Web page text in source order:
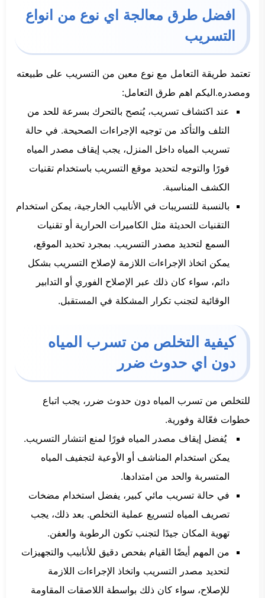
افضل طرق معالجة اي نوع من انواع
التسريب
تعتمد طريقة التعامل مع نوع معين من التسريب على طبيعته
ومصدره.اليكم اهم طرق التعامل:
عند اكتشاف تسريب، يُنصح بالتحرك بسرعة للحد من
التلف والتأكد من توجيه الإجراءات الصحيحة. في حالة
تسريب المياه داخل المنزل، يجب إيقاف مصدر المياه
فورًا والتوجه لتحديد موقع التسريب باستخدام تقنيات
الكشف المناسبة.
بالنسبة للتسريبات في الأنابيب الخارجية، يمكن استخدام
التقنيات الحديثة مثل الكاميرات الحرارية أو تقنيات
السمع لتحديد مصدر التسريب. بمجرد تحديد الموقع،
يمكن اتخاذ الإجراءات اللازمة لإصلاح التسريب بشكل
دائم، سواء كان ذلك عبر الإصلاح الفوري أو التدابير
الوقائية لتجنب تكرار المشكلة في المستقبل.
كيفية التخلص من تسرب المياه
دون اي حدوث ضرر
للتخلص من تسرب المياه دون حدوث ضرر، يجب اتباع
خطوات فعّالة وفورية.
يُفضل إيقاف مصدر المياه فورًا لمنع انتشار التسريب.
يمكن استخدام المناشف أو الأوعية لتجفيف المياه
المتسربة والحد من امتدادها.
في حالة تسريب مائي كبير، يفضل استخدام مضخات
تصريف المياه لتسريع عملية التخلص. بعد ذلك، يجب
تهوية المكان جيدًا لتجنب تكون الرطوبة والعفن.
من المهم أيضًا القيام بفحص دقيق للأنابيب والتجهيزات
لتحديد مصدر التسريب واتخاذ الإجراءات اللازمة
للإصلاح، سواء كان ذلك بواسطة اللاصقات المقاومة